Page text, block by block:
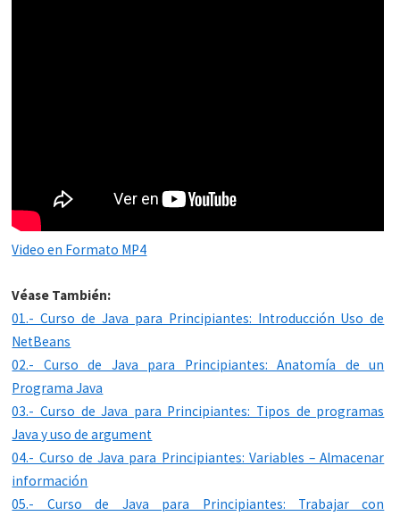
Video en Formato MP4
Véase También:
01.- Curso de Java para Principiantes: Introducción Uso de
NetBeans
02.- Curso de Java para Principiantes: Anatomía de un
Programa Java
03.- Curso de Java para Principiantes: Tipos de programas
Java y uso de argument
04.- Curso de Java para Principiantes: Variables – Almacenar
información
05.- Curso de Java para Principiantes: Trabajar con